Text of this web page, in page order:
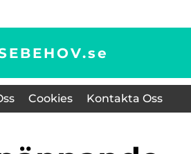
se
Cookies Kontakta Oss